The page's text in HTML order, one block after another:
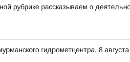
рубрике рассказываем о
гидрометцентра, 8